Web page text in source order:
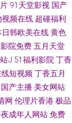
91天堂影视 国产
视频在线 超碰福利
日韩欧美在线 黄色
院免费 五月天堂
J 51福利影院 丁香
短视频 丁香五月
产主播 美女网站
网 伦理片香港 极品
成年人网站 免费